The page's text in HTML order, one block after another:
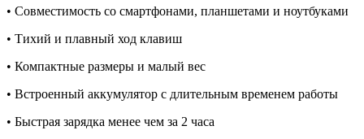
• Совместимость со смартфонами, планшетами и ноутбуками
• Тихий и плавный ход клавиш
• Компактные размеры и малый вес
• Встроенный аккумулятор с длительным временем работы
• Быстрая зарядка менее чем за 2 часа